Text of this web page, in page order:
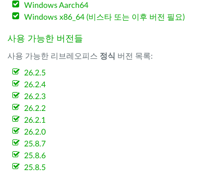
Windows Aarch64
Windows x86_64 (비스타 또는 이후 버전 필요)
사용 가능한 버전들
사용 가능한 리브레오피스 정식 버전 목록:
26.2.5
26.2.4
26.2.3
26.2.2
26.2.1
26.2.0
25.8.7
25.8.6
25.8.5